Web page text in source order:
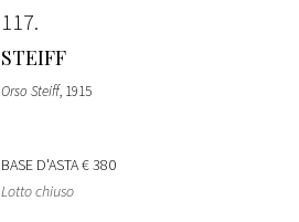
117
STEIFF
Orso Steiff, 1915
BASE D'ASTA€ 380
Lotto chiuso